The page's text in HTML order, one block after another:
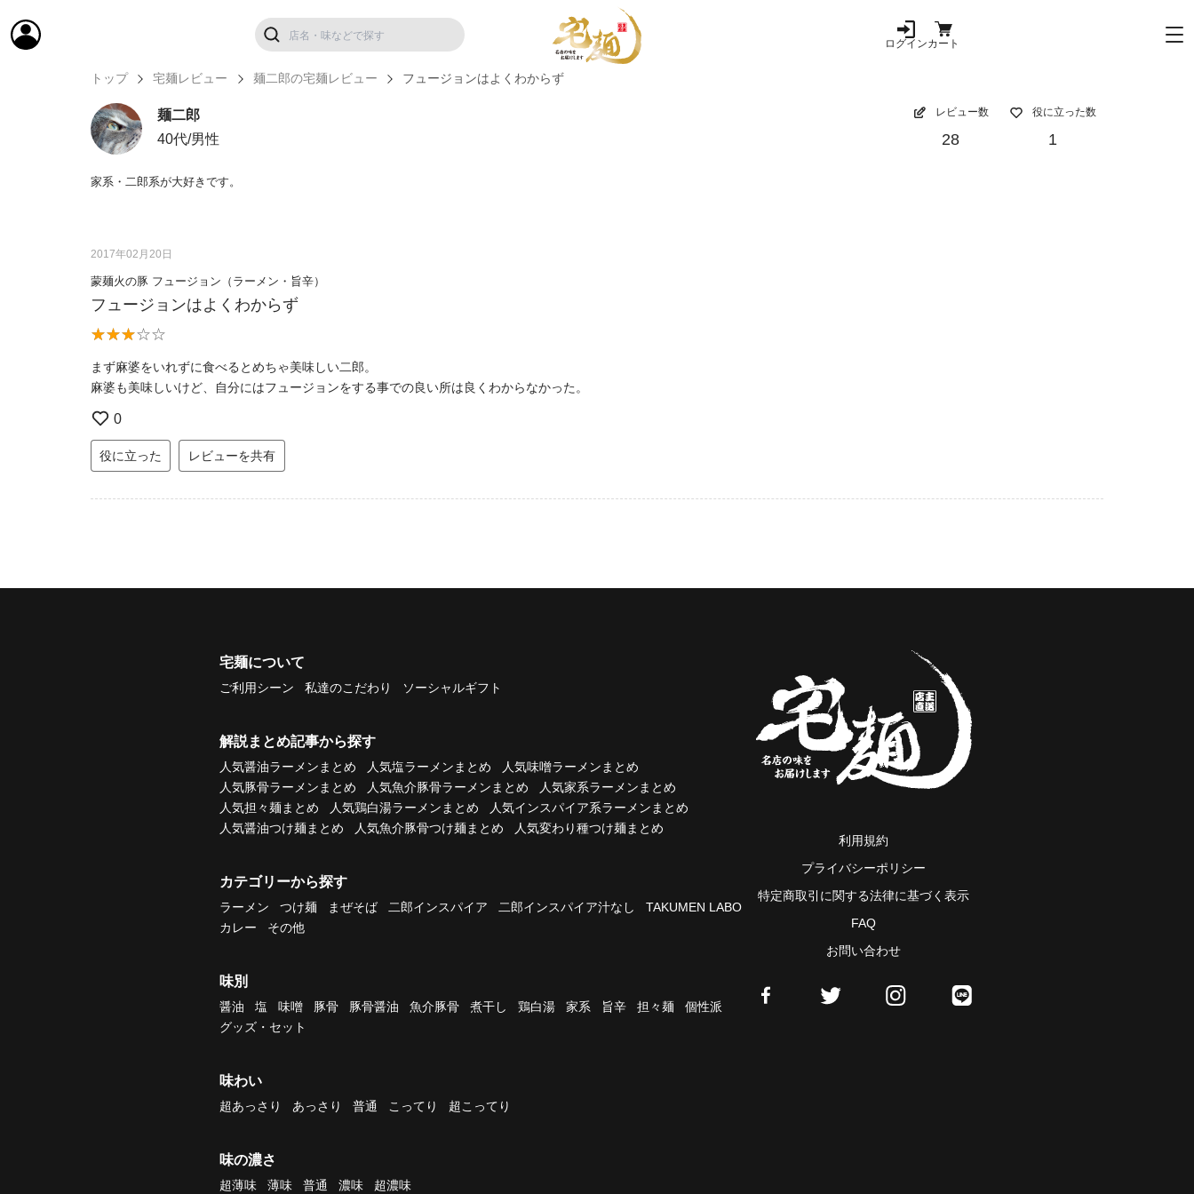
ログインカート
トップ 宅麺レビュー 麺二郎の宅麺レビュー フュージョンはよくわからず
麺二郎
40代/男性
家系・二郎系が大好きです。
レビュー数
28
役に立った数
1
2017年02月20日
蒙麺火の豚 フュージョン（ラーメン・旨辛）
フュージョンはよくわからず
まず麻婆をいれずに食べるとめちゃ美味しい二郎。
麻婆も美味しいけど、自分にはフュージョンをする事での良い所は良くわからなかった。
0
役に立った レビューを共有
宅麺について
ご利用シーン 私達のこだわり ソーシャルギフト
解説まとめ記事から探す
人気醤油ラーメンまとめ 人気塩ラーメンまとめ
人気味噌ラーメンまとめ
人気豚骨ラーメンまとめ
人気魚介豚骨ラーメンまとめ
人気家系ラーメンまとめ
人気担々麺まとめ
人気鶏白湯ラーメンまとめ
人気インスパイア系ラーメンまとめ
人気醤油つけ麺まとめ
人気魚介豚骨つけ麺まとめ 人気変わり種つけ麺まとめ
カテゴリーから探す
ラーメン つけ麺 まぜそば 二郎インスパイア 二郎インスパイア汁なし
TAKUMEN LABO
カレー
その他
味別
醤油 塩 味噌 豚骨 豚骨醤油 魚介豚骨 煮干し 鶏白湯 家系 旨辛 担々麺
個性派
グッズ・セット
味わい
超あっさり あっさり 普通 こってり 超こってり
味の濃さ
超薄味 薄味 普通 濃味 超濃味
利用規約
プライバシーポリシー
特定商取引に関する法律に基づく表示
FAQ
お問い合わせ